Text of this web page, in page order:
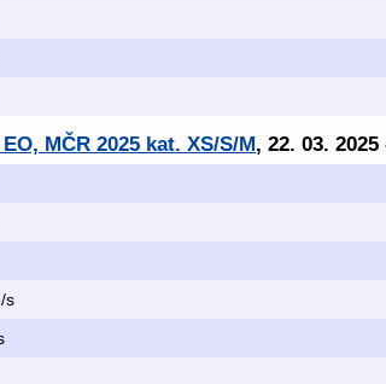
MČR 2025 kat. XS/S/M , 22. 03.
s